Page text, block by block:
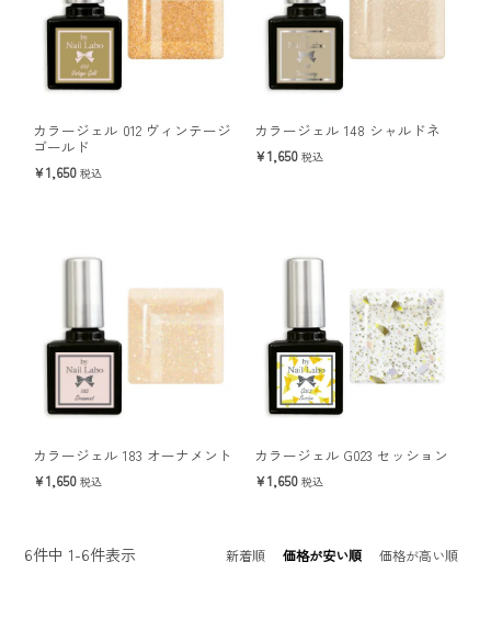
カラージェル 012 ヴィンテージ
ゴールド
1,650 税込
カラージェル 148 シャルドネ
1,650 税込
カラージェル 183 オーナメント
1,650 税込
カラージェル G023 セッション
1,650 税込
新着順 価格が安い順 価格が高い順
6件中 1-6件表示